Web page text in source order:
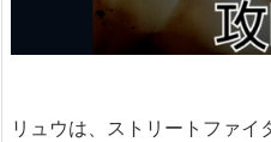
リュウは、ストリートファイ